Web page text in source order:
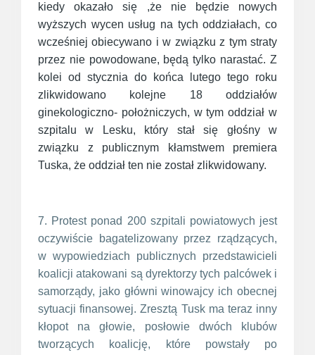
kiedy okazało się ,że nie będzie nowych
wyższych wycen usług na tych oddziałach, co
wcześniej obiecywano i w związku z tym straty
przez nie powodowane, będą tylko narastać. Z
kolei od stycznia do końca lutego tego roku
zlikwidowano kolejne 18 oddziałów
ginekologiczno- położniczych, w tym oddział w
szpitalu w Lesku, który stał się głośny w
związku z publicznym kłamstwem premiera
Tuska, że oddział ten nie został zlikwidowany.
7. Protest ponad 200 szpitali powiatowych jest
oczywiście bagatelizowany przez rządzących,
w wypowiedziach publicznych przedstawicieli
koalicji atakowani są dyrektorzy tych palcówek i
samorządy, jako główni winowajcy ich obecnej
sytuacji finansowej. Zresztą Tusk ma teraz inny
kłopot na głowie, posłowie dwóch klubów
tworzących koalicję, które powstały po